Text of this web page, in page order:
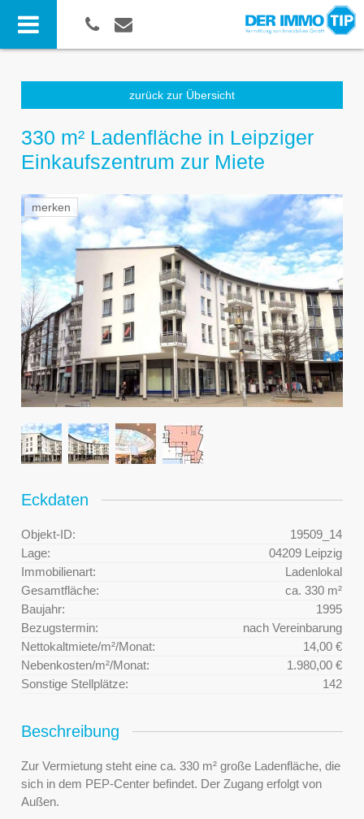
zurück zur Übersicht
330 m² Ladenfläche in Leipziger
Einkaufszentrum zur Miete
merken
Eckdaten
Objekt-ID:
19509_14
Lage:
04209 Leipzig
Immobilienart:
Ladenlokal
Gesamtfläche:
ca. 330 m²
Baujahr:
1995
Bezugstermin:
nach Vereinbarung
Nettokaltmiete/m²/Monat:
14,00 €
Nebenkosten/m²/Monat:
1.980,00 €
Sonstige Stellplätze:
142
Beschreibung
Zur Vermietung steht eine ca. 330 m² große Ladenfläche, die
sich in dem PEP-Center befindet. Der Zugang erfolgt von
Außen.